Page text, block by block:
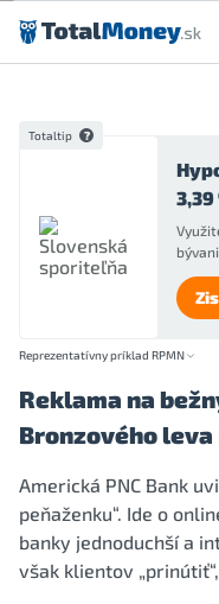
Preskočiť na obsah
Totaltip
3,39
Reprezentatívny príklad RPMN
Reklama na
Bronzového leva
Americká PNC Bank
peňaženku“. Ide o
banky jednoduchší a
však klientov